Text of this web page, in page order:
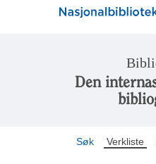
Den
Søk Verkliste